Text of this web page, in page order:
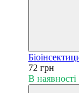
72 грн
В наявності